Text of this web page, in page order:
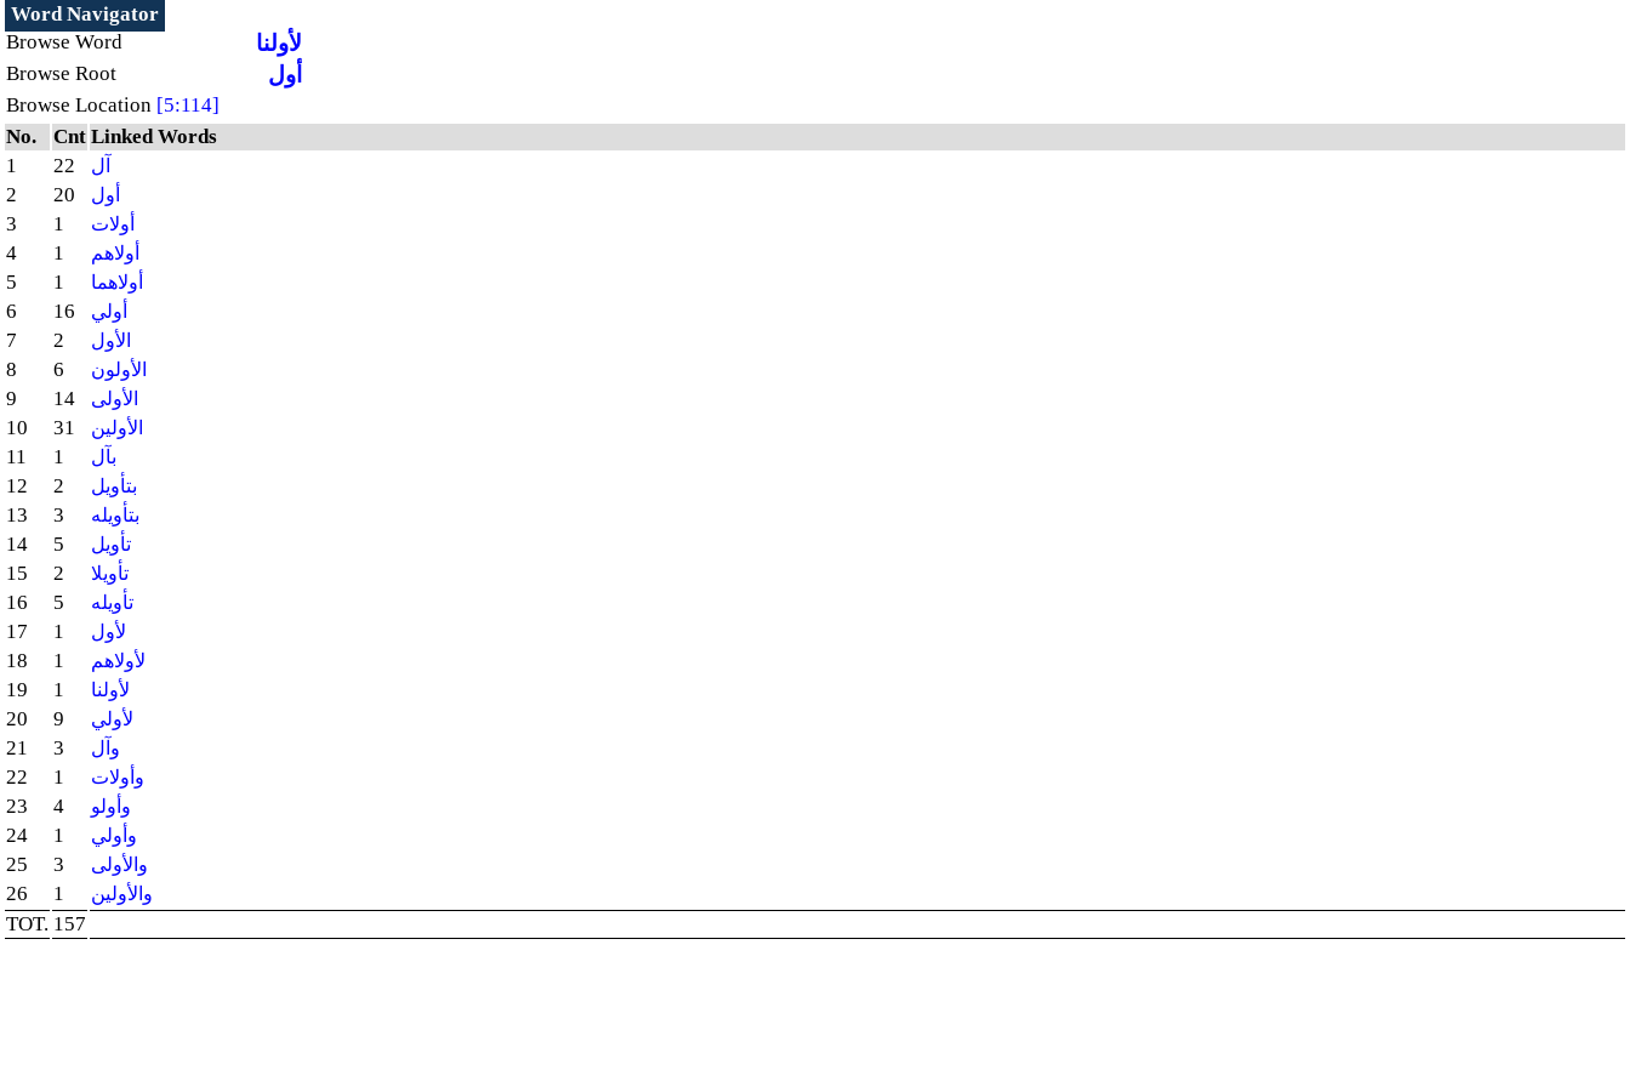
Word Navigator
Browse Word
لأولنا
Browse Root أول
Browse Location [5:114]
No.
Cnt Linked Words
1
22 آل
2 20 أول
3 1 أولات
4 1 أولاهم
5 1 أولاهما
6 16 أولي
7 2 الأول
8 6 الأولون
9 14 الأولى
10 31 الأولين
11 1 بآل
12 2 بتأويل
13 3 بتأويله
14 5 تأويل
15 2 تأويلا
16 5 تأويله
17 1 لأول
18 1 لأولاهم
19 1 لأولنا
20 9 لأولي
21 3 وآل
22 1 وأولات
23 4 وأولو
24 1 وأولي
25 3 والأولى
26 1 والأولين
TOT. 157